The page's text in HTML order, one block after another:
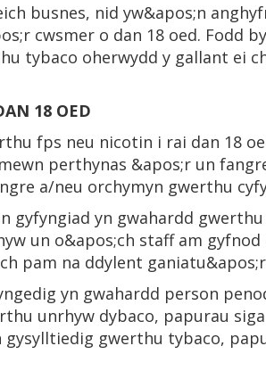
busnes, nid yw&apos;n
cwsmer o dan 18 oed. Fodd
tybaco oherwydd y gallant ei
18 OED
fps neu nicotin i rai dan 18
perthynas &apos;r un
a/neu orchymyn gwerthu
gyfyngiad yn gwahardd
un o&apos;ch staff am
pam na ddylent
yn gwahardd person
unrhyw dybaco, papurau
gysylltiedig gwerthu tybaco,